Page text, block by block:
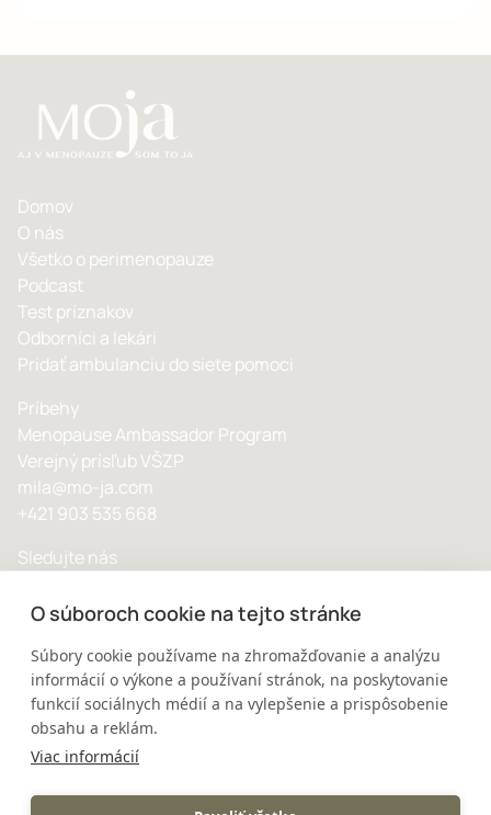
O súboroch cookie na tejto stránke
Súbory cookie používame na zhromažďovanie a analýzu
informácií o výkone a používaní stránok, na poskytovanie
funkcií sociálnych médií a na vylepšenie a prispôsobenie
obsahu a reklám.
Viac informácií
Domov
O nás
Všetko o perimenopauze
Podcast
Test príznakov
Odborníci a lekári
Pridať ambulanciu do siete pomoci
Príbehy
Menopause Ambassador Program
Verejný prísľub VŠZP
mila@mo-ja.com
+421 903 535 668
Sledujte nás
© 2025 MOJA - Všetky práva vyhradené
Ochrana osobných údajov
a edukačný charakter. Nie sú náhradou lekárskej starostlivosti.